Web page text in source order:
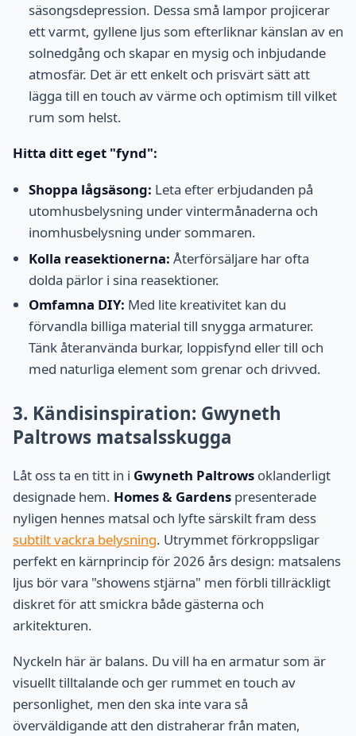
säsongsdepression. Dessa små lampor projicerar
ett varmt, gyllene ljus som efterliknar känslan av en
solnedgång och skapar en mysig och inbjudande
atmosfär. Det är ett enkelt och prisvärt sätt att
lägga till en touch av värme och optimism till vilket
rum som helst.
Hitta ditt eget "fynd":
Shoppa lågsäsong: Leta efter erbjudanden på
utomhusbelysning under vintermånaderna och
inomhusbelysning under sommaren.
Kolla reasektionerna: Återförsäljare har ofta
dolda pärlor i sina reasektioner.
Omfamna DIY: Med lite kreativitet kan du
förvandla billiga material till snygga armaturer.
Tänk återanvända burkar, loppisfynd eller till och
med naturliga element som grenar och drivved.
3. Kändisinspiration: Gwyneth
Paltrows matsalsskugga
Låt oss ta en titt in i Gwyneth Paltrows oklanderligt
designade hem. Homes & Gardens presenterade
nyligen hennes matsal och lyfte särskilt fram dess
subtilt vackra belysning. Utrymmet förkroppsligar
perfekt en kärnprincip för 2026 års design: matsalens
ljus bör vara "showens stjärna" men förbli tillräckligt
diskret för att smickra både gästerna och
arkitekturen.
Nyckeln här är balans. Du vill ha en armatur som är
visuellt tilltalande och ger rummet en touch av
personlighet, men den ska inte vara så
överväldigande att den distraherar från maten,